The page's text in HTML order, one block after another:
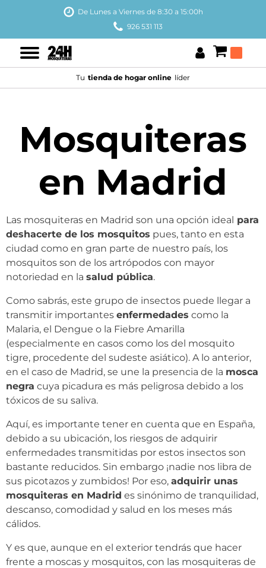
De Lunes a Viernes de 8:30 a 15:00h
926 531 113
Tu tienda de hogar online líder
Mosquiteras
en Madrid
Las mosquiteras en Madrid son una opción ideal para
deshacerte de los mosquitos pues, tanto en esta
ciudad como en gran parte de nuestro país, los
mosquitos son de los artrópodos con mayor
notoriedad en la salud pública.
Como sabrás, este grupo de insectos puede llegar a
transmitir importantes enfermedades como la
Malaria, el Dengue o la Fiebre Amarilla
(especialmente en casos como los del mosquito
tigre, procedente del sudeste asiático). A lo anterior,
en el caso de Madrid, se une la presencia de la mosca
negra cuya picadura es más peligrosa debido a los
tóxicos de su saliva.
Aquí, es importante tener en cuenta que en España,
debido a su ubicación, los riesgos de adquirir
enfermedades transmitidas por estos insectos son
bastante reducidos. Sin embargo ¡nadie nos libra de
sus picotazos y zumbidos! Por eso, adquirir unas
mosquiteras en Madrid es sinónimo de tranquilidad,
descanso, comodidad y salud en los meses más
cálidos.
Y es que, aunque en el exterior tendrás que hacer
frente a moscas y mosquitos, con las mosquiteras de